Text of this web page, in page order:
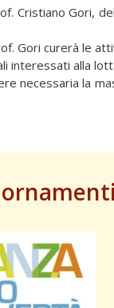
Cristiano Gori,
Gori curerà le
interessati alla
necessaria la